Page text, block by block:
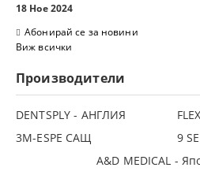
18 Ное 2024
Абонирай се за новини
Виж всички
Производители
DENTSPLY - АНГЛИЯ
3М-ESPE САЩ
9
A&D MEDICAL -